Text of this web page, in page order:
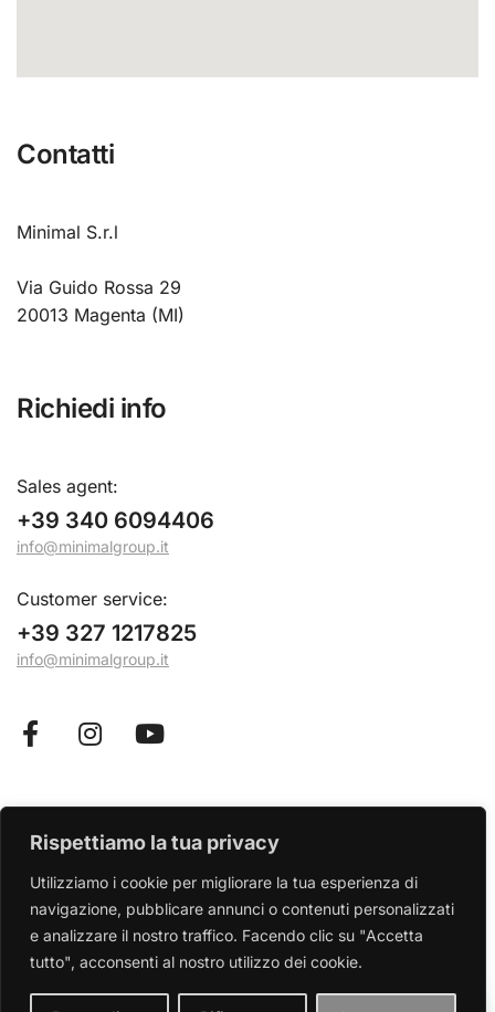
Rispettiamo la tua privacy
Utilizziamo i cookie per migliorare la tua esperienza di
navigazione, pubblicare annunci o contenuti personalizzati
e analizzare il nostro traffico. Facendo clic su "Accetta
tutto", acconsenti al nostro utilizzo dei cookie.
Contatti
Minimal S.r.l
Via Guido Rossa 29
20013 Magenta (MI)
Richiedi info
Sales agent:
+39 340 6094406
info@minimalgroup.it
Customer service:
+39 327 1217825
info@minimalgroup.it
Minimal S.r.l. – Cosmetici e tecnologie estetiche
Privacy policy
Cookie Policy